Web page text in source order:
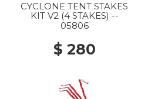
CYCLONE TENT STAKES
KIT V2 (4 STAKES) --
05806
$ 280